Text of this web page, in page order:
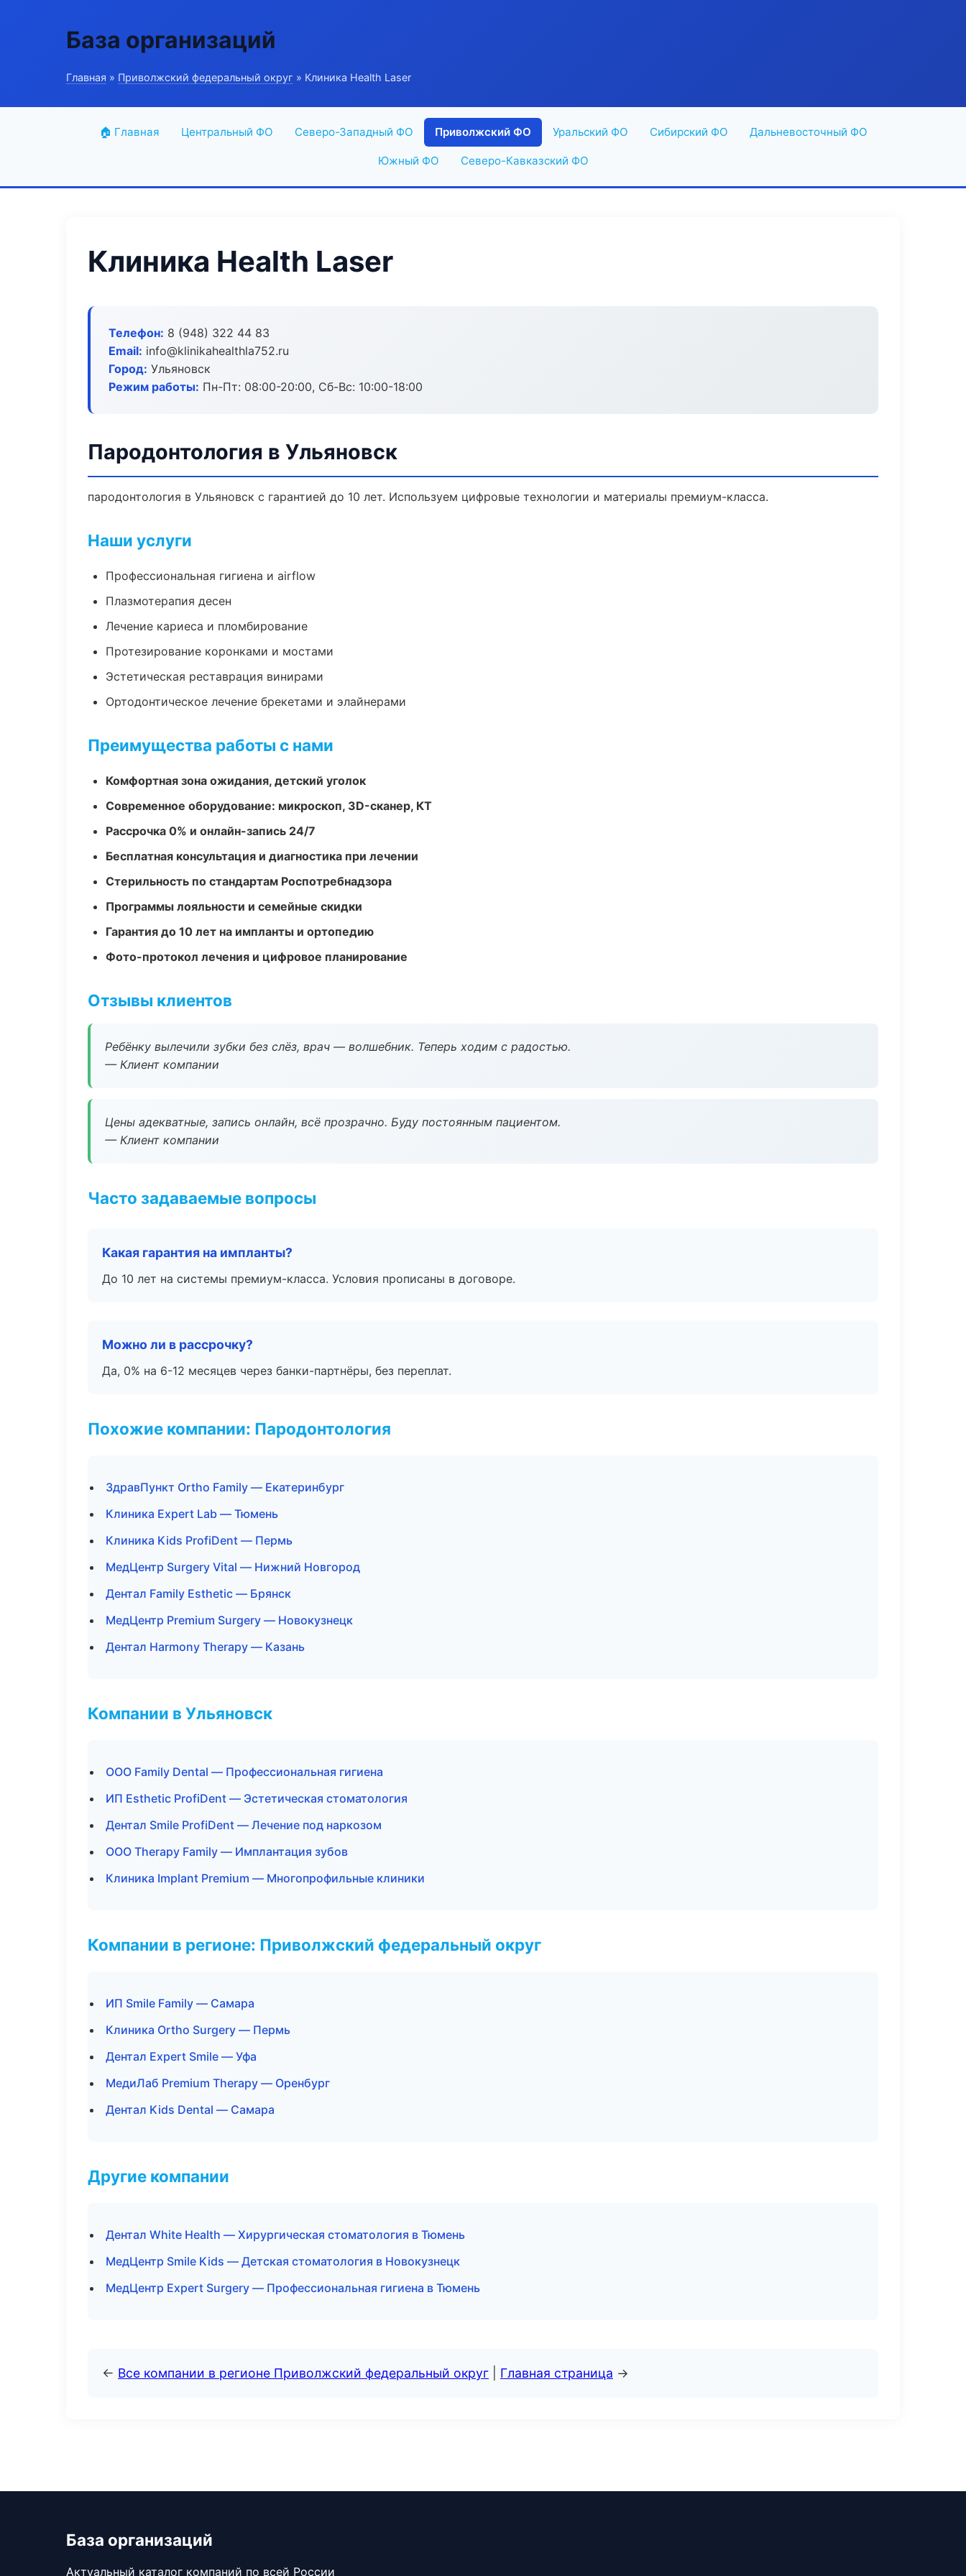
База организаций
Главная » Приволжский федеральный округ » Клиника Health Laser
🏠 Главная Центральный ФО Северо-Западный ФО Приволжский ФО Уральский ФО Сибирский ФО Дальневосточный ФО
Южный ФО Северо-Кавказский ФО
Клиника Health Laser
Телефон: 8 (948) 322 44 83
Email: info@klinikahealthla752.ru
Город: Ульяновск
Режим работы: Пн-Пт: 08:00-20:00, Сб-Вс: 10:00-18:00
Пародонтология в Ульяновск
пародонтология в Ульяновск с гарантией до 10 лет. Используем цифровые технологии и материалы премиум-класса.
Наши услуги
Профессиональная гигиена и airflow
Плазмотерапия десен
Лечение кариеса и пломбирование
Протезирование коронками и мостами
Эстетическая реставрация винирами
Ортодонтическое лечение брекетами и элайнерами
Преимущества работы с нами
Комфортная зона ожидания, детский уголок
Современное оборудование: микроскоп, 3D-сканер, КТ
Рассрочка 0% и онлайн-запись 24/7
Бесплатная консультация и диагностика при лечении
Стерильность по стандартам Роспотребнадзора
Программы лояльности и семейные скидки
Гарантия до 10 лет на импланты и ортопедию
Фото-протокол лечения и цифровое планирование
Отзывы клиентов
Ребёнку вылечили зубки без слёз, врач — волшебник. Теперь ходим с радостью.
— Клиент компании
Цены адекватные, запись онлайн, всё прозрачно. Буду постоянным пациентом.
— Клиент компании
Часто задаваемые вопросы
Какая гарантия на импланты?
До 10 лет на системы премиум-класса. Условия прописаны в договоре.
Можно ли в рассрочку?
Да, 0% на 6-12 месяцев через банки-партнёры, без переплат.
Похожие компании: Пародонтология
ЗдравПункт Ortho Family — Екатеринбург
Клиника Expert Lab — Тюмень
Клиника Kids ProfiDent — Пермь
МедЦентр Surgery Vital — Нижний Новгород
Дентал Family Esthetic — Брянск
МедЦентр Premium Surgery — Новокузнецк
Дентал Harmony Therapy — Казань
Компании в Ульяновск
ООО Family Dental — Профессиональная гигиена
ИП Esthetic ProfiDent — Эстетическая стоматология
Дентал Smile ProfiDent — Лечение под наркозом
ООО Therapy Family — Имплантация зубов
Клиника Implant Premium — Многопрофильные клиники
Компании в регионе: Приволжский федеральный округ
ИП Smile Family — Самара
Клиника Ortho Surgery — Пермь
Дентал Expert Smile — Уфа
МедиЛаб Premium Therapy — Оренбург
Дентал Kids Dental — Самара
Другие компании
Дентал White Health — Хирургическая стоматология в Тюмень
МедЦентр Smile Kids — Детская стоматология в Новокузнецк
МедЦентр Expert Surgery — Профессиональная гигиена в Тюмень
← Все компании в регионе Приволжский федеральный округ Главная страница →
База организаций
Актуальный каталог компаний по всей России